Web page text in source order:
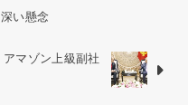
い懸念
マゾン上級副社